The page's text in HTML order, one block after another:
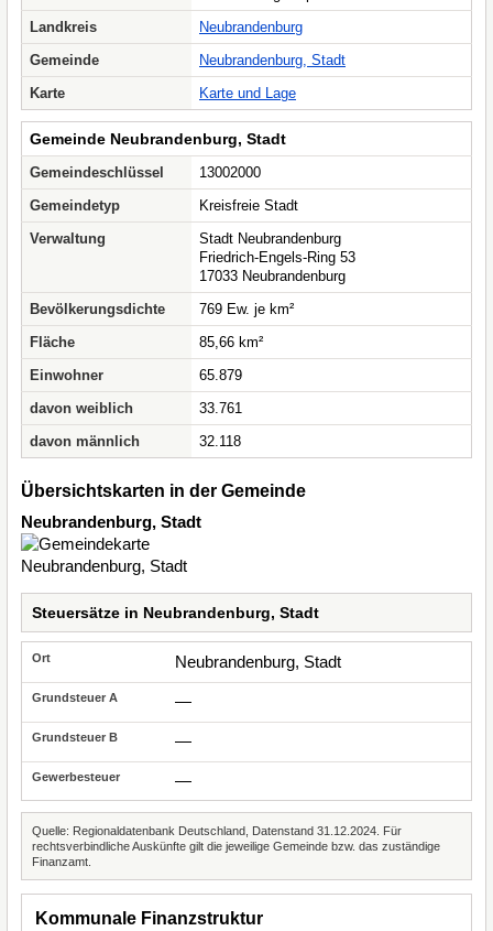
Landkreis
Neubrandenburg
Gemeinde
Neubrandenburg, Stadt
Karte
Karte und Lage
Gemeinde Neubrandenburg, Stadt
Gemeindeschlüssel
13002000
Gemeindetyp
Kreisfreie Stadt
Verwaltung
Stadt Neubrandenburg
Friedrich-Engels-Ring 53
17033 Neubrandenburg
Bevölkerungsdichte
769 Ew. je km²
Fläche
85,66 km²
Einwohner
65.879
davon weiblich
33.761
davon männlich
32.118
Übersichtskarten in der Gemeinde
Neubrandenburg, Stadt
Steuersätze in Neubrandenburg, Stadt
Neubrandenburg, Stadt
—
—
—
Quelle: Regionaldatenbank Deutschland, Datenstand 31.12.2024. Für
rechtsverbindliche Auskünfte gilt die jeweilige Gemeinde bzw. das zuständige
Finanzamt.
Kommunale Finanzstruktur